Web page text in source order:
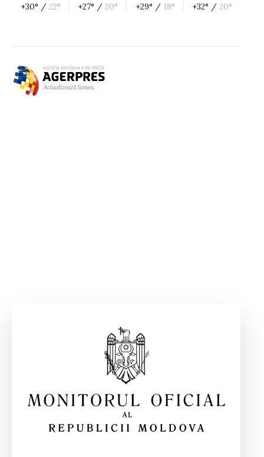
+30° / 22° +27° / 20° +29° / 18° +32° / 20°